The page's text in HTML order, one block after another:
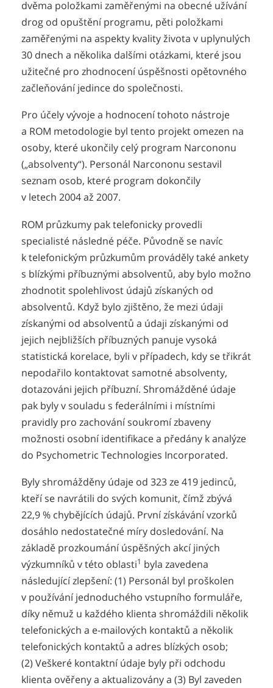
dvěma položkami zaměřenými na obecné užívání
drog od opuštění programu, pěti položkami
zaměřenými na aspekty kvality života v uplynulých
30 dnech a několika dalšími otázkami, které jsou
užitečné pro zhodnocení úspěšnosti opětovného
začleňování jedince do společnosti.
Pro účely vývoje a hodnocení tohoto nástroje
a ROM metodologie byl tento projekt omezen na
osoby, které ukončily celý program Narcononu
(„absolventy“). Personál Narcononu sestavil
seznam osob, které program dokončily
v letech 2004 až 2007.
ROM průzkumy pak telefonicky provedli
specialisté následné péče. Původně se navíc
k telefonickým průzkumům prováděly také ankety
s blízkými příbuznými absolventů, aby bylo možno
zhodnotit spolehlivost údajů získaných od
absolventů. Když bylo zjištěno, že mezi údaji
získanými od absolventů a údaji získanými od
jejich nejbližších příbuzných panuje vysoká
statistická korelace, byli v případech, kdy se třikrát
nepodařilo kontaktovat samotné absolventy,
dotazováni jejich příbuzní. Shromážděné údaje
pak byly v souladu s federálními i místními
pravidly pro zachování soukromí zbaveny
možnosti osobní identifikace a předány k analýze
do Psychometric Technologies Incorporated.
Byly shromážděny údaje od 323 ze 419 jedinců,
kteří se navrátili do svých komunit, čímž zbývá
22,9 % chybějících údajů. První získávání vzorků
dosáhlo nedostatečné míry dosledování. Na
základě prozkoumání úspěšných akcí jiných
výzkumníků v této oblasti1 byla zavedena
následující zlepšení: (1) Personál byl proškolen
v používání jednoduchého vstupního formuláře,
díky němuž u každého klienta shromáždili několik
telefonických a e-mailových kontaktů a několik
telefonických kontaktů a adres blízkých osob;
(2) Veškeré kontaktní údaje byly při odchodu
klienta ověřeny a aktualizovány a (3) Byl zaveden